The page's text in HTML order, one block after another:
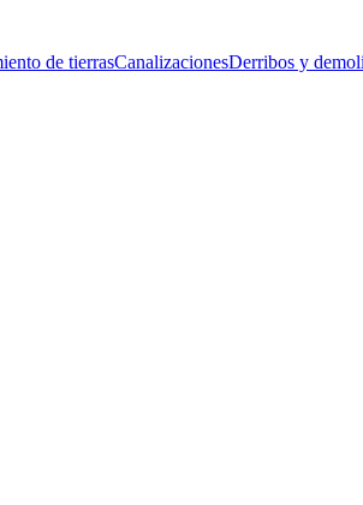
de tierrasCanalizacionesDerribos y